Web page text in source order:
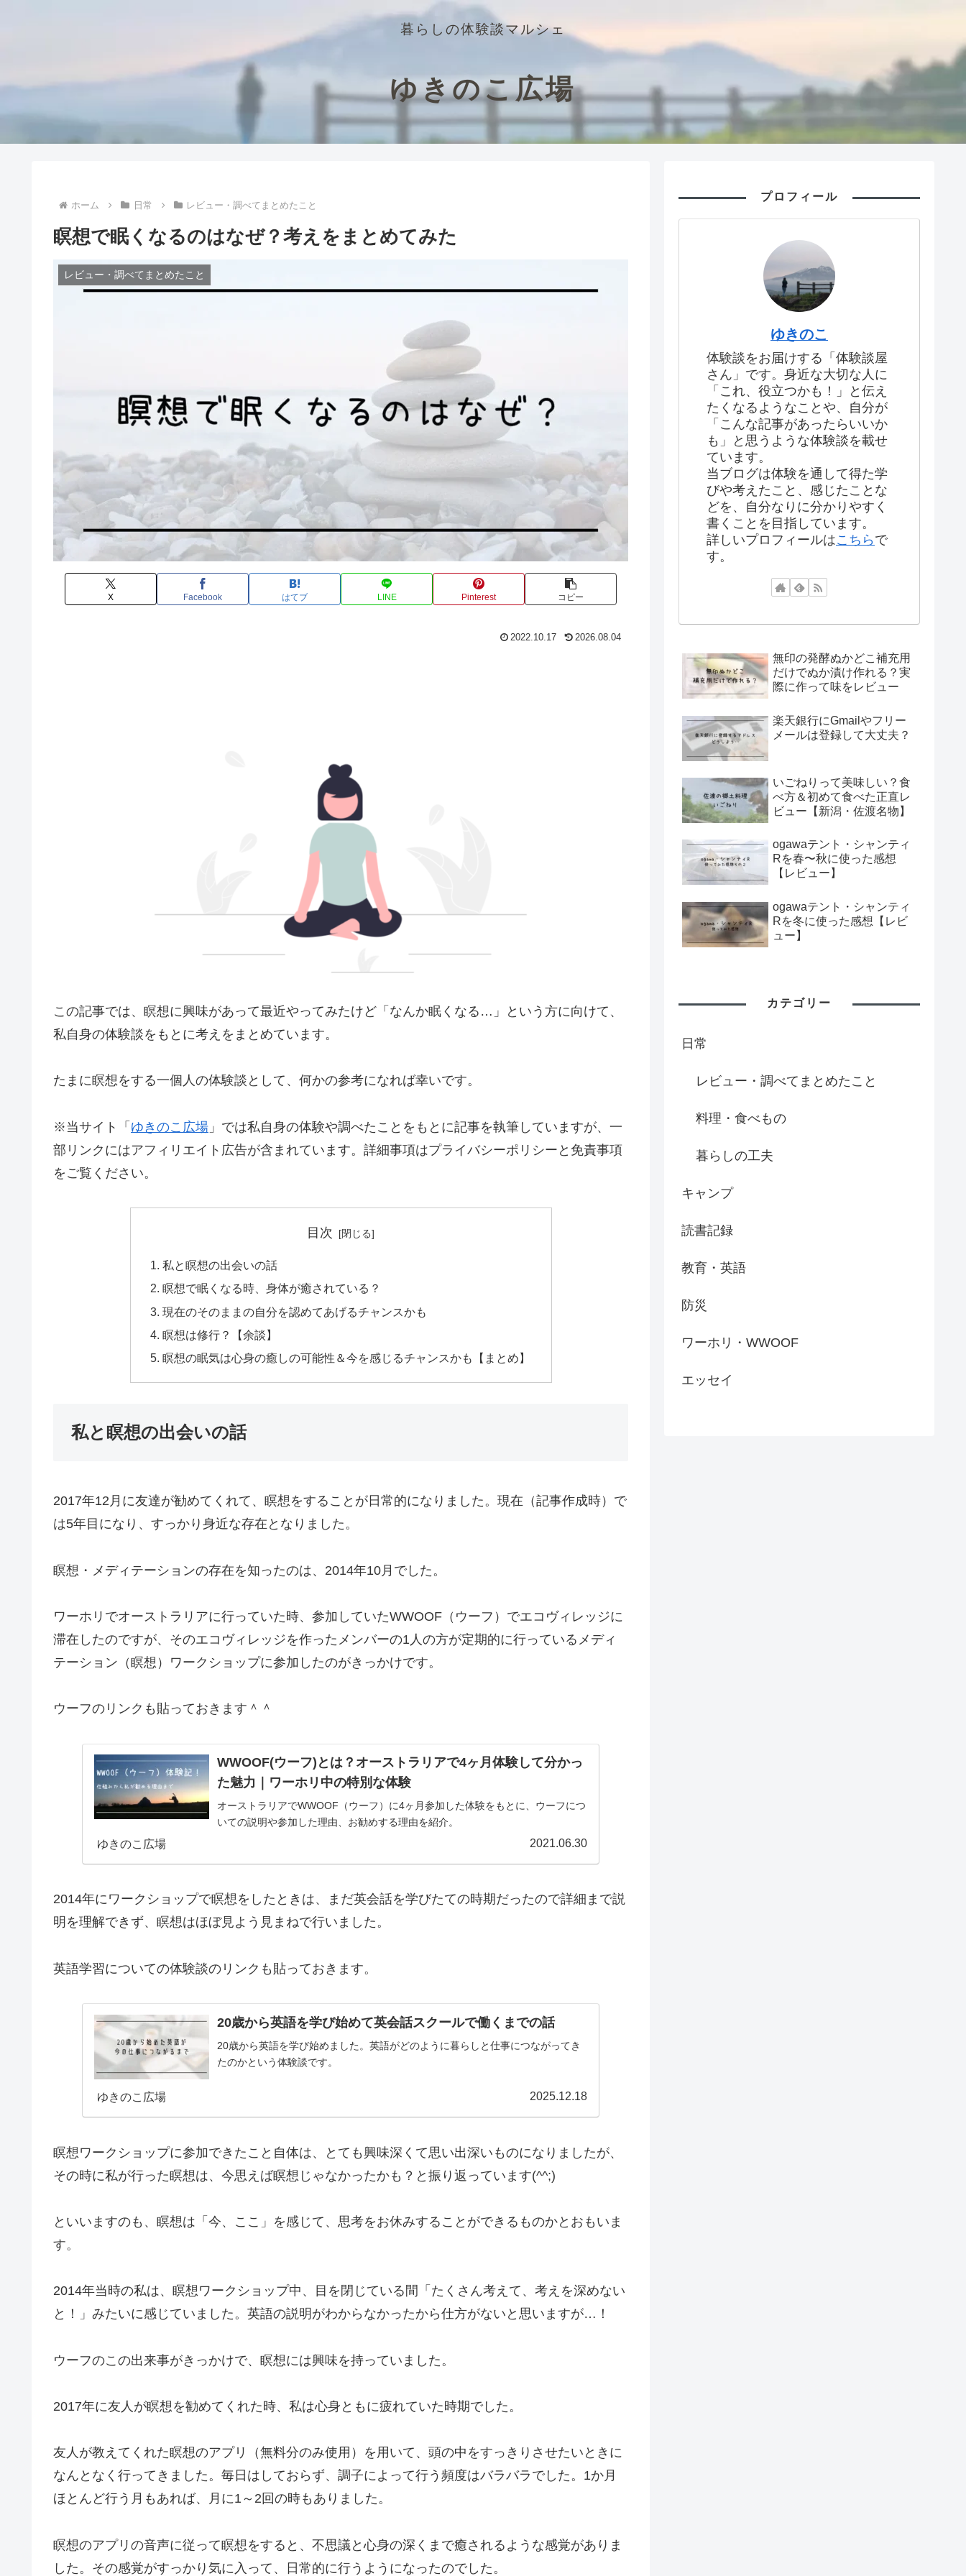
暮らしの体験談マルシェ
ゆきのこ広場
ホーム 日常 レビュー・調べてまとめたこと
瞑想で眠くなるのはなぜ？考えをまとめてみた
レビュー・調べてまとめたこと
X Facebook はてブ LINE Pinterest コピー
2022.10.17 2026.08.04
この記事では、瞑想に興味があって最近やってみたけど「なんか眠くなる…」という方に向けて、
私自身の体験談をもとに考えをまとめています。
たまに瞑想をする一個人の体験談として、何かの参考になれば幸いです。
※当サイト「 ゆきのこ広場 」では私自身の体験や調べたことをもとに記事を執筆していますが、一
部リンクにはアフィリエイト広告が含まれています。詳細事項はプライバシーポリシーと免責事項
をご覧ください。
目次
私と瞑想の出会いの話
瞑想で眠くなる時、身体が癒されている？
現在のそのままの自分を認めてあげるチャンスかも
瞑想は修行？【余談】
瞑想の眠気は心身の癒しの可能性＆今を感じるチャンスかも【まとめ】
私と瞑想の出会いの話
2017年12月に友達が勧めてくれて、瞑想をすることが日常的になりました。現在（記事作成時）で
は5年目になり、すっかり身近な存在となりました。
瞑想・メディテーションの存在を知ったのは、2014年10月でした。
ワーホリでオーストラリアに行っていた時、参加していたWWOOF（ウーフ）でエコヴィレッジに
滞在したのですが、そのエコヴィレッジを作ったメンバーの1人の方が定期的に行っているメディ
テーション（瞑想）ワークショップに参加したのがきっかけです。
ウーフのリンクも貼っておきます＾＾
WWOOF(ウーフ)とは？オーストラリアで4ヶ月体験して分かっ
た魅力｜ワーホリ中の特別な体験
オーストラリアでWWOOF（ウーフ）に4ヶ月参加した体験をもとに、ウーフにつ
いての説明や参加した理由、お勧めする理由を紹介。
ゆきのこ広場 2021.06.30
2014年にワークショップで瞑想をしたときは、まだ英会話を学びたての時期だったので詳細まで説
明を理解できず、瞑想はほぼ見よう見まねで行いました。
英語学習についての体験談のリンクも貼っておきます。
20歳から英語を学び始めて英会話スクールで働くまでの話
20歳から英語を学び始めました。英語がどのように暮らしと仕事につながってき
たのかという体験談です。
ゆきのこ広場 2025.12.18
瞑想ワークショップに参加できたこと自体は、とても興味深くて思い出深いものになりましたが、
その時に私が行った瞑想は、今思えば瞑想じゃなかったかも？と振り返っています(^^;)
といいますのも、瞑想は「今、ここ」を感じて、思考をお休みすることができるものかとおもいま
す。
2014年当時の私は、瞑想ワークショップ中、目を閉じている間「たくさん考えて、考えを深めない
と！」みたいに感じていました。英語の説明がわからなかったから仕方がないと思いますが…！
ウーフのこの出来事がきっかけで、瞑想には興味を持っていました。
2017年に友人が瞑想を勧めてくれた時、私は心身ともに疲れていた時期でした。
友人が教えてくれた瞑想のアプリ（無料分のみ使用）を用いて、頭の中をすっきりさせたいときに
なんとなく行ってきました。毎日はしておらず、調子によって行う頻度はバラバラでした。1か月
ほとんど行う月もあれば、月に1～2回の時もありました。
瞑想のアプリの音声に従って瞑想をすると、不思議と心身の深くまで癒されるような感覚がありま
した。その感覚がすっかり気に入って、日常的に行うようになったのでした。
プロフィール
ゆきのこ
体験談をお届けする「体験談屋
さん」です。身近な大切な人に
「これ、役立つかも！」と伝え
たくなるようなことや、自分が
「こんな記事があったらいいか
も」と思うような体験談を載せ
ています。
当ブログは体験を通して得た学
びや考えたこと、感じたことな
どを、自分なりに分かりやすく
書くことを目指しています。
詳しいプロフィールはこちら で
す。
無印の発酵ぬかどこ補充用
だけでぬか漬け作れる？実
際に作って味をレビュー
楽天銀行にGmailやフリー
メールは登録して大丈夫？
いごねりって美味しい？食
べ方＆初めて食べた正直レ
ビュー【新潟・佐渡名物】
ogawaテント・シャンティ
Rを春〜秋に使った感想
【レビュー】
ogawaテント・シャンティ
Rを冬に使った感想【レビ
ュー】
カテゴリー
日常
レビュー・調べてまとめたこと
料理・食べもの
暮らしの工夫
キャンプ
読書記録
教育・英語
防災
ワーホリ・WWOOF
エッセイ